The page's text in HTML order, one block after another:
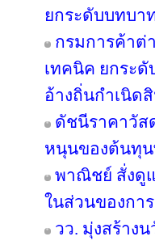
ยกระดับบทบา
กรมการค้าต่
เทคนิค ยกระดั
อ้างถิ่นกำเนิด
ดัชนีราคาวัส
หนุนของต้นทุน
พาณิชย์ สั่งดู
ในส่วนของกา
วว. มุ่งสร้าง